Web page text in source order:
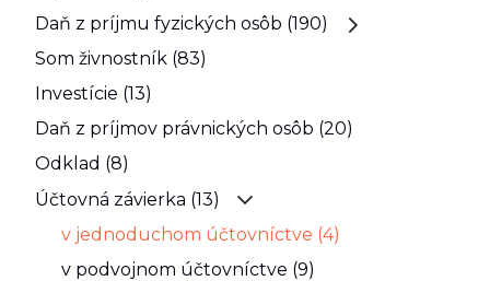
Daň z príjmu fyzických osôb (190)
Som živnostník (83)
Investície (13)
Daň z príjmov právnických osôb (20)
Odklad (8)
Účtovná závierka (13)
v jednoduchom účtovníctve (4)
v podvojnom účtovníctve (9)